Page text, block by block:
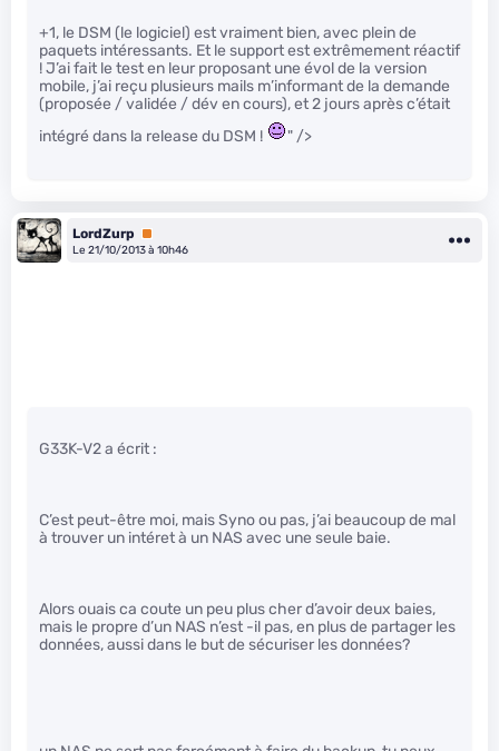
+1, le DSM (le logiciel) est vraiment bien, avec plein de
paquets intéressants. Et le support est extrêmement réactif
! J’ai fait le test en leur proposant une évol de la version
mobile, j’ai reçu plusieurs mails m’informant de la demande
(proposée / validée / dév en cours), et 2 jours après c’était
intégré dans la release du DSM !
" />
LordZurp
Premium
Le 21/10/2013 à 10h46
G33K-V2 a écrit :
C’est peut-être moi, mais Syno ou pas, j’ai beaucoup de mal
à trouver un intéret à un NAS avec une seule baie.
Alors ouais ca coute un peu plus cher d’avoir deux baies,
mais le propre d’un NAS n’est -il pas, en plus de partager les
données, aussi dans le but de sécuriser les données?